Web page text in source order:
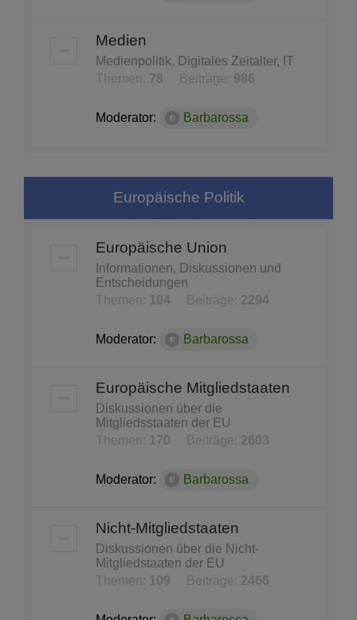
Medien
Medienpolitik, Digitales Zeitalter, IT
Themen: 78 Beiträge: 986
Moderator: Barbarossa
Europäische Politik
Europäische Union
Informationen, Diskussionen und
Entscheidungen
Themen:
104 Beiträge: 2294
Moderator: Barbarossa
Europäische Mitgliedstaaten
Diskussionen über die
Mitgliedsstaaten der EU
Themen:
170 Beiträge: 2603
Moderator: Barbarossa
Nicht-Mitgliedstaaten
Diskussionen über die Nicht-
Mitgliedstaaten der EU
Themen:
109 Beiträge: 2466